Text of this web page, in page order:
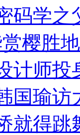
码学
樱胜
计师投
国瑜访
就得跳